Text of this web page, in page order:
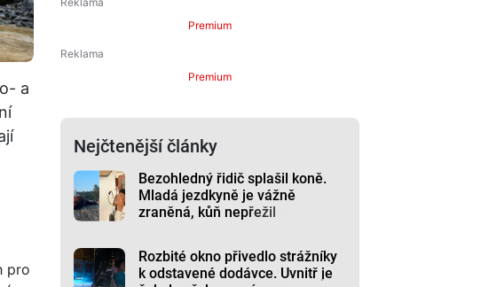
a
pro
Premium
Premium
Nejčtenější články
Bezohledný řidič splašil koně.
Mladá jezdkyně je vážně
zraněná, kůň nepřežil
Rozbité okno přivedlo strážníky
k odstavené dodávce. Uvnitř je